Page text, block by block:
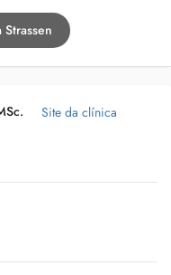
Site da clínica